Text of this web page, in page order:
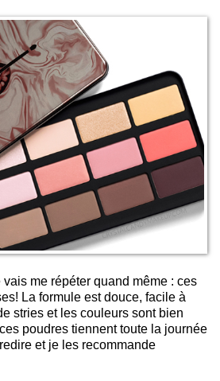
me répéter quand même : ces
La formule est douce, facile à
stries et les couleurs sont bien
poudres tiennent toute la journée
et je les recommande